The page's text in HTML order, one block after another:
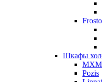
Шкафы
МХМ
Pozis